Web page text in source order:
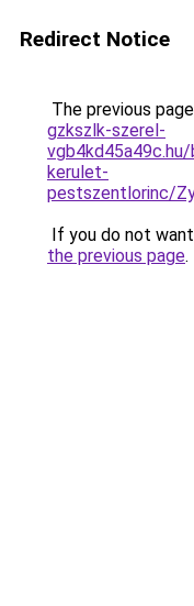
Redirect Notice
The previous
gzkszlk-szerel-
kerulet-
pestszentlorinc/
If you do not
the previous page.